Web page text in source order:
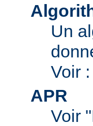
Un
Voir :
APR
Voir